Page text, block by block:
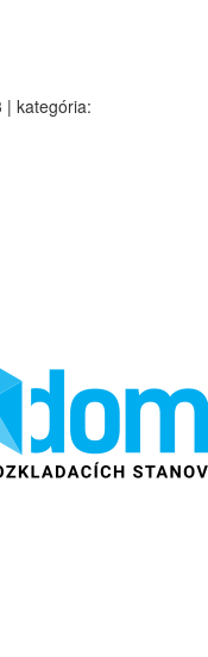
| kategória: